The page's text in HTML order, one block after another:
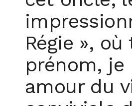
Régie »,
prénom,
amour du